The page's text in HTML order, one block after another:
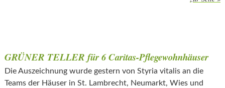
GRÜNER TELLER für 6 Caritas-Pflegewohnhäuser
Die Auszeichnung wurde gestern von Styria vitalis an die
Teams der Häuser in St. Lambrecht, Neumarkt, Wies und